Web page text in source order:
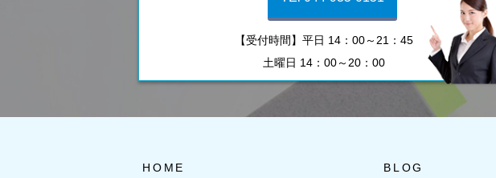
【受付時間】平日 14：00～21：45
土曜日 14：00～20：00
HOME BLOG